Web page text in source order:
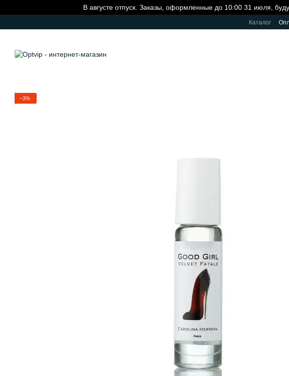
Перейти к основному контентуВ августе отпуск. Заказы, оформленные до 10:00 31 июля,
Каталог
−3%